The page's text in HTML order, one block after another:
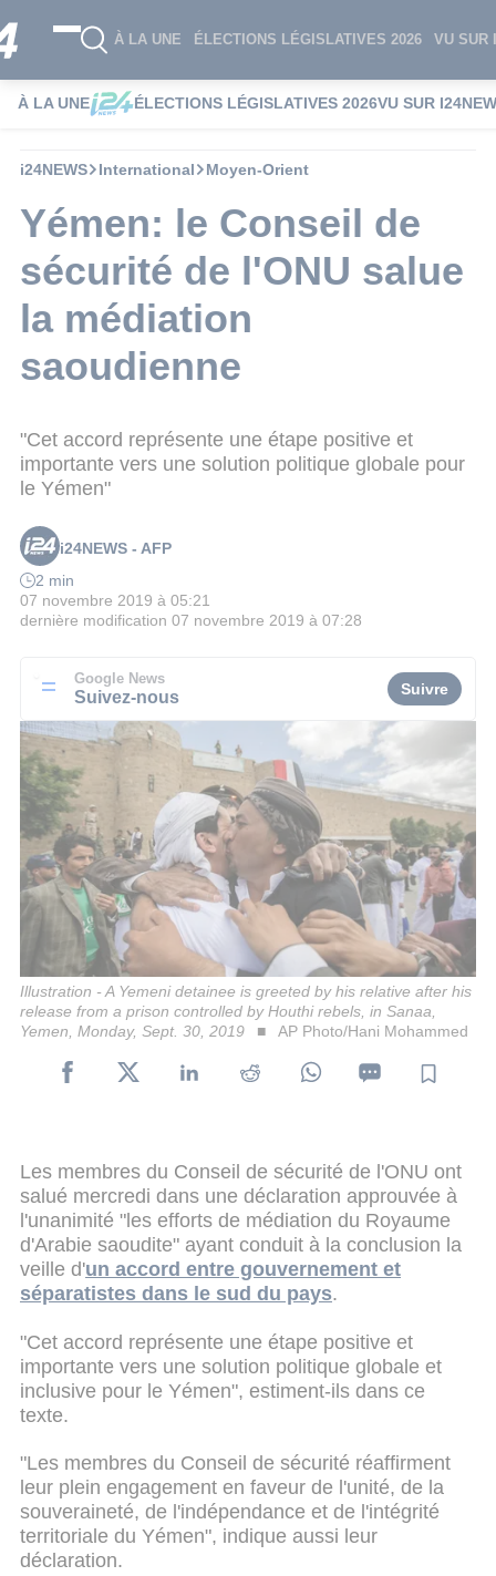
À LA UNE ÉLECTIONS LÉGISLATIVES 2026 VU SUR
À LA UNE ÉLECTIONS LÉGISLATIVES 2026VU SUR
i24NEWS International Moyen-Orient
Yémen: le Conseil de
sécurité de l'ONU salue
la médiation
saoudienne
"Cet accord représente une étape positive et
importante vers une solution politique globale pour
le Yémen"
i24NEWS - AFP
2 min
07 novembre 2019 à 05:21
dernière modification 07 novembre 2019 à 07:28
Google News
Suivez-nous Suivre
Illustration - A Yemeni detainee is greeted by his relative after his
release from a prison controlled by Houthi rebels, in Sanaa,
Yemen, Monday, Sept. 30, 2019
AP Photo/Hani Mohammed
Les membres du Conseil de sécurité de l'ONU ont
salué mercredi dans une déclaration approuvée à
l'unanimité "les efforts de médiation du Royaume
d'Arabie saoudite" ayant conduit à la conclusion la
veille d'un accord entre gouvernement et
séparatistes dans le sud du pays.
"Cet accord représente une étape positive et
importante vers une solution politique globale et
inclusive pour le Yémen", estiment-ils dans ce
texte.
"Les membres du Conseil de sécurité réaffirment
leur plein engagement en faveur de l'unité, de la
souveraineté, de l'indépendance et de l'intégrité
territoriale du Yémen", indique aussi leur
déclaration.